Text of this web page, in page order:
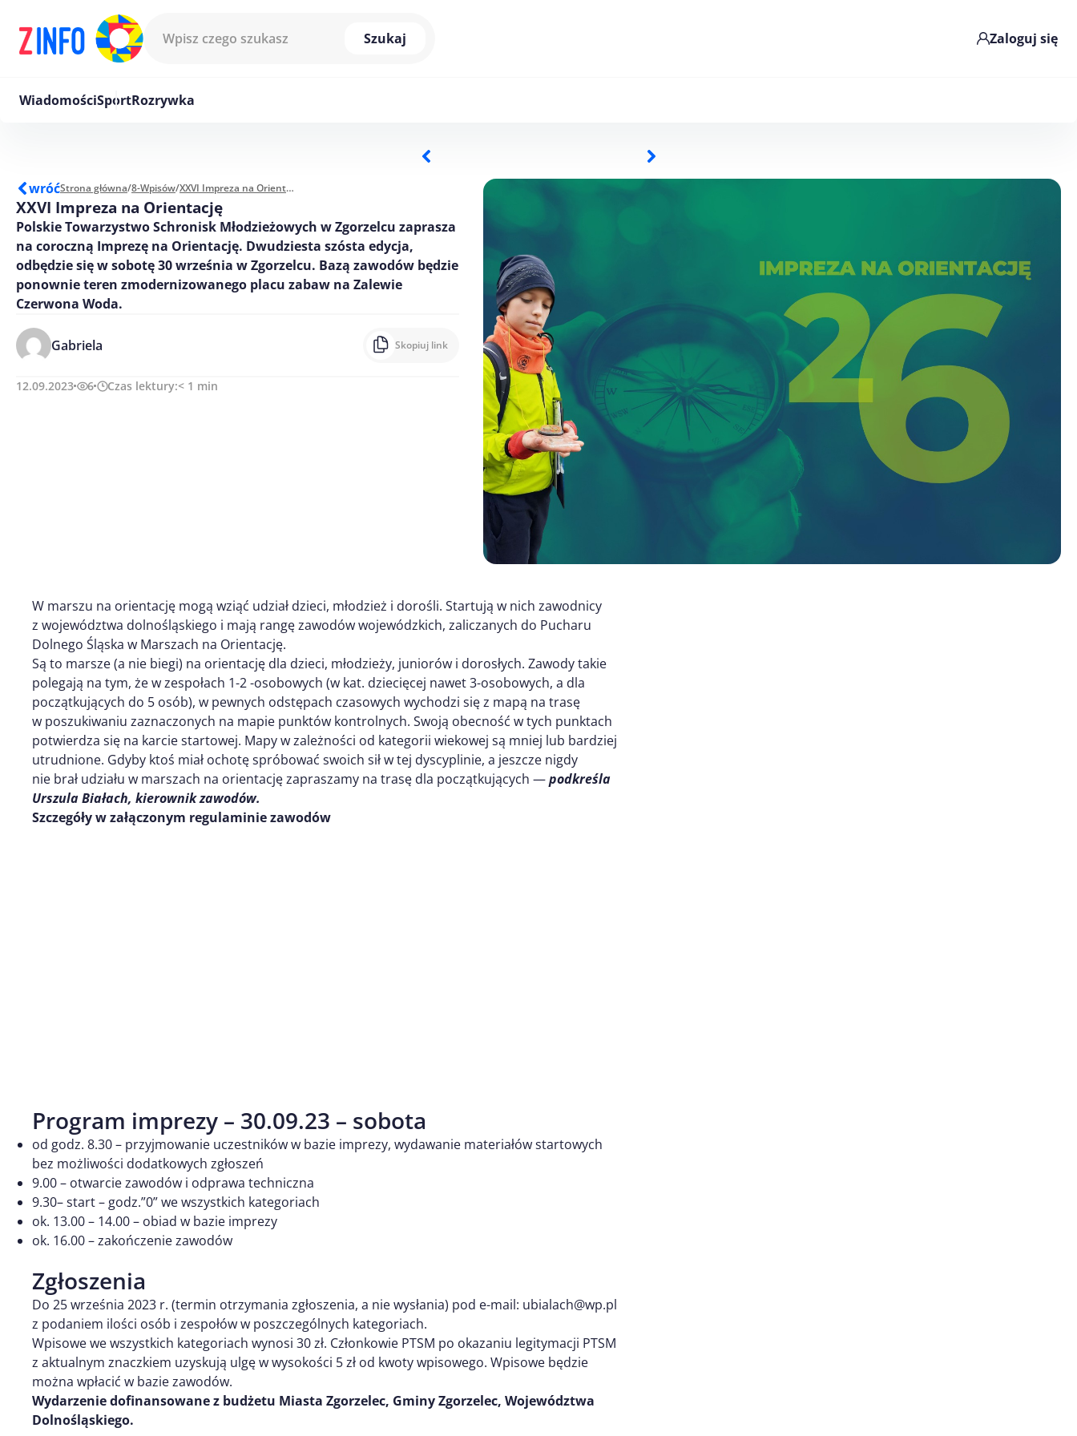
Szukaj
Zaloguj się
WiadomościSportRozrywka
wróćStrona główna/8-Wpisów/ XXVI Impreza na Orientację
XXVI Impreza na Orientację
Polskie Towarzystwo Schronisk Młodzieżowych w Zgorzelcu zaprasza
na coroczną Imprezę na Orientację. Dwudziesta szósta edycja,
odbędzie się w sobotę 30 września w Zgorzelcu. Bazą zawodów będzie
ponownie teren zmodernizowanego placu zabaw na Zalewie
Czerwona Woda.
Gabriela Skopiuj link
12.09.2023 6 Czas lektury:< 1 min
W marszu na orientację mogą wziąć udział dzieci, młodzież i dorośli. Startują w nich zawodnicy
z województwa dolnośląskiego i mają rangę zawodów wojewódzkich, zaliczanych do Pucharu
Dolnego Śląska w Marszach na Orientację.
Są to marsze (a nie biegi) na orientację dla dzieci, młodzieży, juniorów i dorosłych. Zawody takie
polegają na tym, że w zespołach 1-2 -osobowych (w kat. dziecięcej nawet 3-osobowych, a dla
początkujących do 5 osób), w pewnych odstępach czasowych wychodzi się z mapą na trasę
w poszukiwaniu zaznaczonych na mapie punktów kontrolnych. Swoją obecność w tych punktach
potwierdza się na karcie startowej. Mapy w zależności od kategorii wiekowej są mniej lub bardziej
utrudnione. Gdyby ktoś miał ochotę spróbować swoich sił w tej dyscyplinie, a jeszcze nigdy
nie brał udziału w marszach na orientację zapraszamy na trasę dla początkujących —podkreśla
Urszula Białach, kierownik zawodów.
Szczegóły w załączonym regulaminie zawodów
Program imprezy – 30.09.23 – sobota
od godz. 8.30 – przyjmowanie uczestników w bazie imprezy, wydawanie materiałów startowych
bez możliwości dodatkowych zgłoszeń
9.00 – otwarcie zawodów i odprawa techniczna
9.30– start – godz.”0” we wszystkich kategoriach
ok. 13.00 – 14.00 – obiad w bazie imprezy
ok. 16.00 – zakończenie zawodów
Zgłoszenia
Do 25 września 2023 r. (termin otrzymania zgłoszenia, a nie wysłania) pod e-mail: ubialach@wp.pl
z podaniem ilości osób i zespołów w poszczególnych kategoriach.
Wpisowe we wszystkich kategoriach wynosi 30 zł. Członkowie PTSM po okazaniu legitymacji PTSM
z aktualnym znaczkiem uzyskują ulgę w wysokości 5 zł od kwoty wpisowego. Wpisowe będzie
można wpłacić w bazie zawodów.
Wydarzenie dofinansowane z budżetu Miasta Zgorzelec, Gminy Zgorzelec, Województwa
Dolnośląskiego.